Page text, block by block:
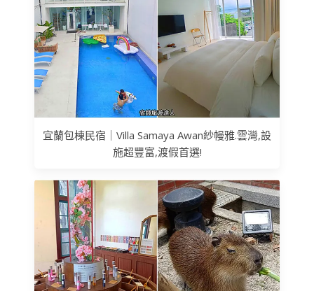
宜蘭包棟民宿｜Villa Samaya Awan紗幔雅.雲灣,設
施超豐富,渡假首選!